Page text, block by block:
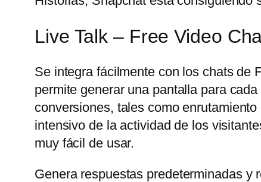
Live Talk – Free Video
Se integra fácilmente con los chats de
permite generar una pantalla para
conversiones, tales como
intensivo de la actividad de los
muy fácil de usar.
Genera respuestas predeterminadas y